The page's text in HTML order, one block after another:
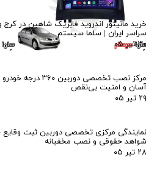
خرید مانیتور اندروید فابریک شاهین در
سراسر ایران | سلما سیستم
۳۰ تیر ۰۵
مرکز نصب تخصصی
آسان و امنیت بی‌نقص
۲۹ تیر ۰۵
نمایندگی مرکزی تخصصی دوربین ثبت
شواهد حقوقی و نصب مخفیانه
۲۸ تیر ۰۵